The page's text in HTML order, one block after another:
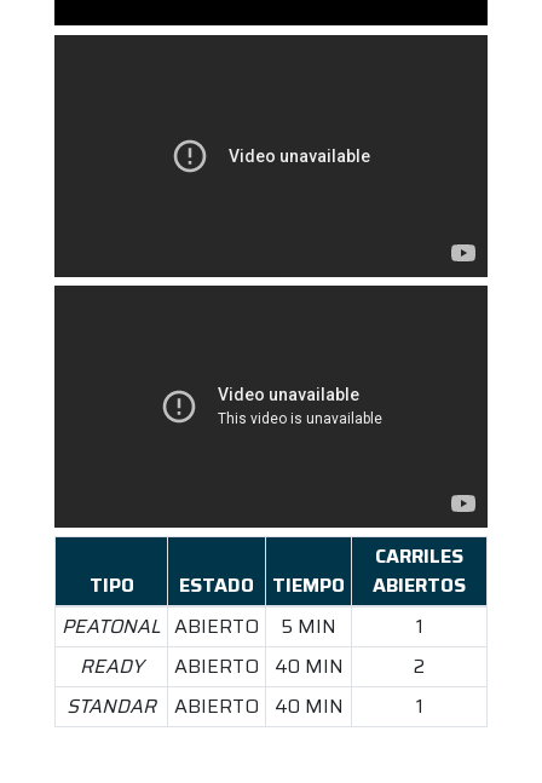
TIPO ESTADO TIEMPO
CARRILES
ABIERTOS
PEATONAL ABIERTO 5 MIN
1
READY
ABIERTO 40 MIN
2
STANDAR ABIERTO 40 MIN 1